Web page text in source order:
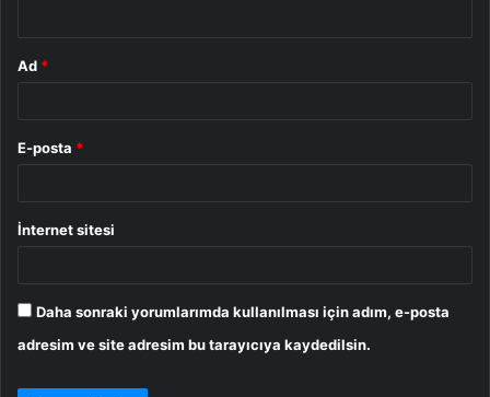
Ad *
E-posta *
İnternet sitesi
Daha sonraki yorumlarımda kullanılması için adım, e-posta
adresim ve site adresim bu tarayıcıya kaydedilsin.